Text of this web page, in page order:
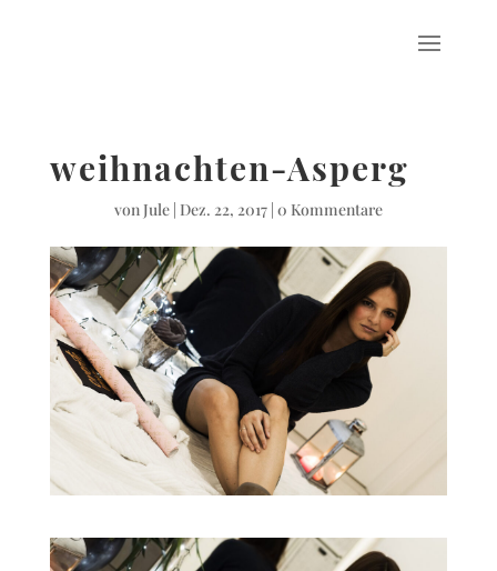
weihnachten-Asperg
vonJule| Dez. 22, 2017| 0 Kommentare